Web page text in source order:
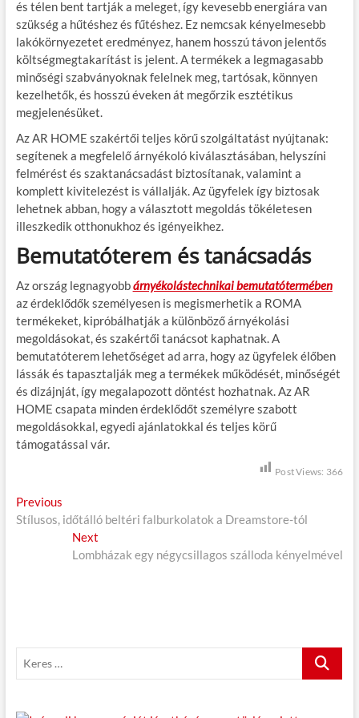
és télen bent tartják a meleget, így kevesebb energiára van
szükség a hűtéshez és fűtéshez. Ez nemcsak kényelmesebb
lakókörnyezetet eredményez, hanem hosszú távon jelentős
költségmegtakarítást is jelent. A termékek a legmagasabb
minőségi szabványoknak felelnek meg, tartósak, könnyen
kezelhetők, és hosszú éveken át megőrzik esztétikus
megjelenésüket.
Az AR HOME szakértői teljes körű szolgáltatást nyújtanak:
segítenek a megfelelő árnyékoló kiválasztásában, helyszíni
felmérést és szaktanácsadást biztosítanak, valamint a
komplett kivitelezést is vállalják. Az ügyfelek így biztosak
lehetnek abban, hogy a választott megoldás tökéletesen
illeszkedik otthonukhoz és igényeikhez.
Bemutatóterem és tanácsadás
Az ország legnagyobbárnyékolástechnikai bemutatótermében
az érdeklődők személyesen is megismerhetik a ROMA
termékeket, kipróbálhatják a különböző árnyékolási
megoldásokat, és szakértői tanácsot kaphatnak. A
bemutatóterem lehetőséget ad arra, hogy az ügyfelek élőben
lássák és tapasztalják meg a termékek működését, minőségét
és dizájnját, így megalapozott döntést hozhatnak. Az AR
HOME csapata minden érdeklődőt személyre szabott
megoldásokkal, egyedi ajánlatokkal és teljes körű
támogatással vár.
Post Views: 366
B
e
z
é
s
Previous
r
s
Stílusos, időtálló beltéri falburkolatok a Dreamstore-tól
Next
e
:
Lombházak egy négycsillagos szálloda kényelmével